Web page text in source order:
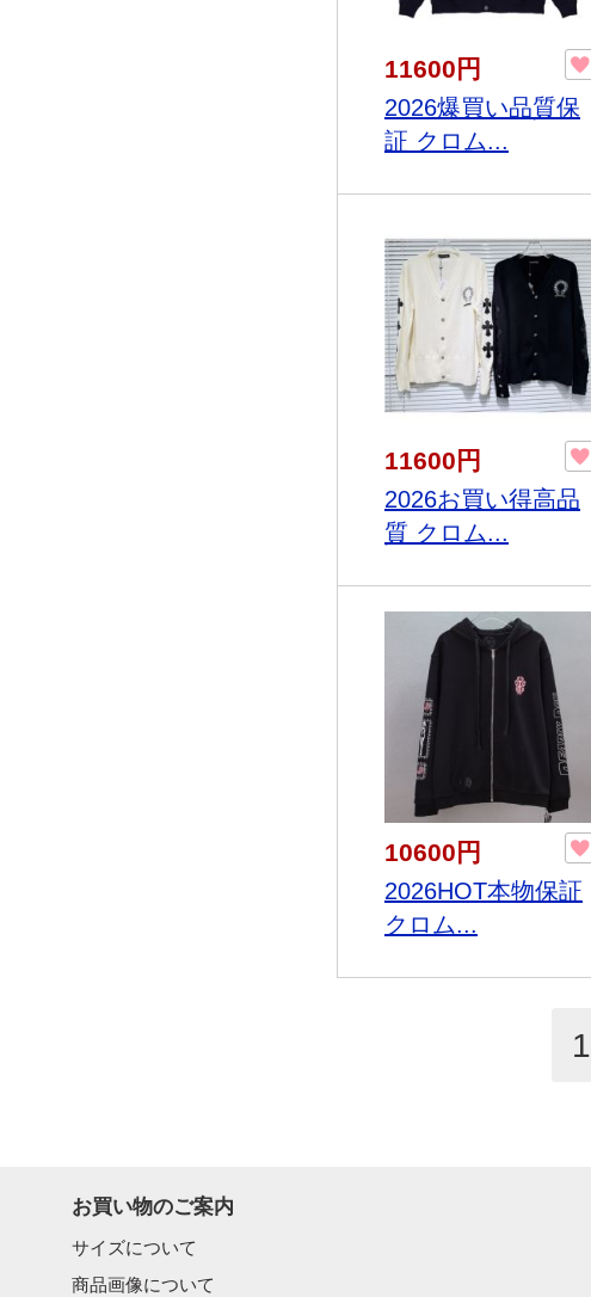
11600円
2026爆買い品質保
証 クロム...
11600円
2026お買い得高品
質 クロム...
10600円
2026HOT本物保証
クロム...
1
お買い物のご案内
サイズについて
商品画像について